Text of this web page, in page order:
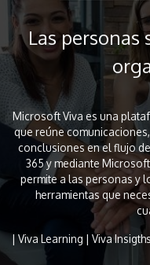
Las
Microsoft Viva es una
que reúne
conclusiones en el flujo
365 y mediante
permite a las personas y
herramientas que
| Viva Learning | Viva